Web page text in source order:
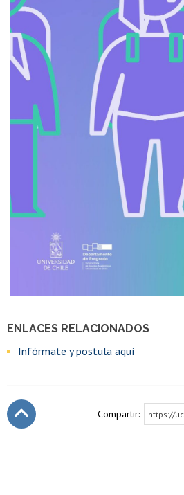
ENLACES RELACIONADOS
Infórmate y postula aquí
Compartir: https://